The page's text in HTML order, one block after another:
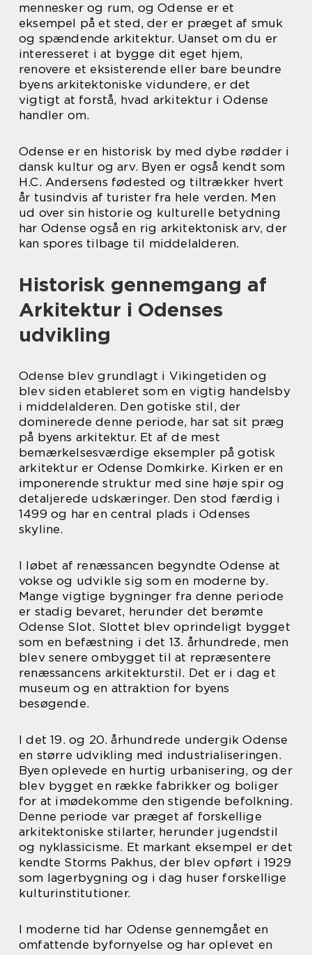
mennesker og rum, og Odense er et
eksempel på et sted, der er præget af smuk
og spændende arkitektur. Uanset om du er
interesseret i at bygge dit eget hjem,
renovere et eksisterende eller bare beundre
byens arkitektoniske vidundere, er det
vigtigt at forstå, hvad arkitektur i Odense
handler om.
Odense er en historisk by med dybe rødder i
dansk kultur og arv. Byen er også kendt som
H.C. Andersens fødested og tiltrækker hvert
år tusindvis af turister fra hele verden. Men
ud over sin historie og kulturelle betydning
har Odense også en rig arkitektonisk arv, der
kan spores tilbage til middelalderen.
Historisk gennemgang af
Arkitektur i Odenses
udvikling
Odense blev grundlagt i Vikingetiden og
blev siden etableret som en vigtig handelsby
i middelalderen. Den gotiske stil, der
dominerede denne periode, har sat sit præg
på byens arkitektur. Et af de mest
bemærkelsesværdige eksempler på gotisk
arkitektur er Odense Domkirke. Kirken er en
imponerende struktur med sine høje spir og
detaljerede udskæringer. Den stod færdig i
1499 og har en central plads i Odenses
skyline.
I løbet af renæssancen begyndte Odense at
vokse og udvikle sig som en moderne by.
Mange vigtige bygninger fra denne periode
er stadig bevaret, herunder det berømte
Odense Slot. Slottet blev oprindeligt bygget
som en befæstning i det 13. århundrede, men
blev senere ombygget til at repræsentere
renæssancens arkitekturstil. Det er i dag et
museum og en attraktion for byens
besøgende.
I det 19. og 20. århundrede undergik Odense
en større udvikling med industrialiseringen.
Byen oplevede en hurtig urbanisering, og der
blev bygget en række fabrikker og boliger
for at imødekomme den stigende befolkning.
Denne periode var præget af forskellige
arkitektoniske stilarter, herunder jugendstil
og nyklassicisme. Et markant eksempel er det
kendte Storms Pakhus, der blev opført i 1929
som lagerbygning og i dag huser forskellige
kulturinstitutioner.
I moderne tid har Odense gennemgået en
omfattende byfornyelse og har oplevet en